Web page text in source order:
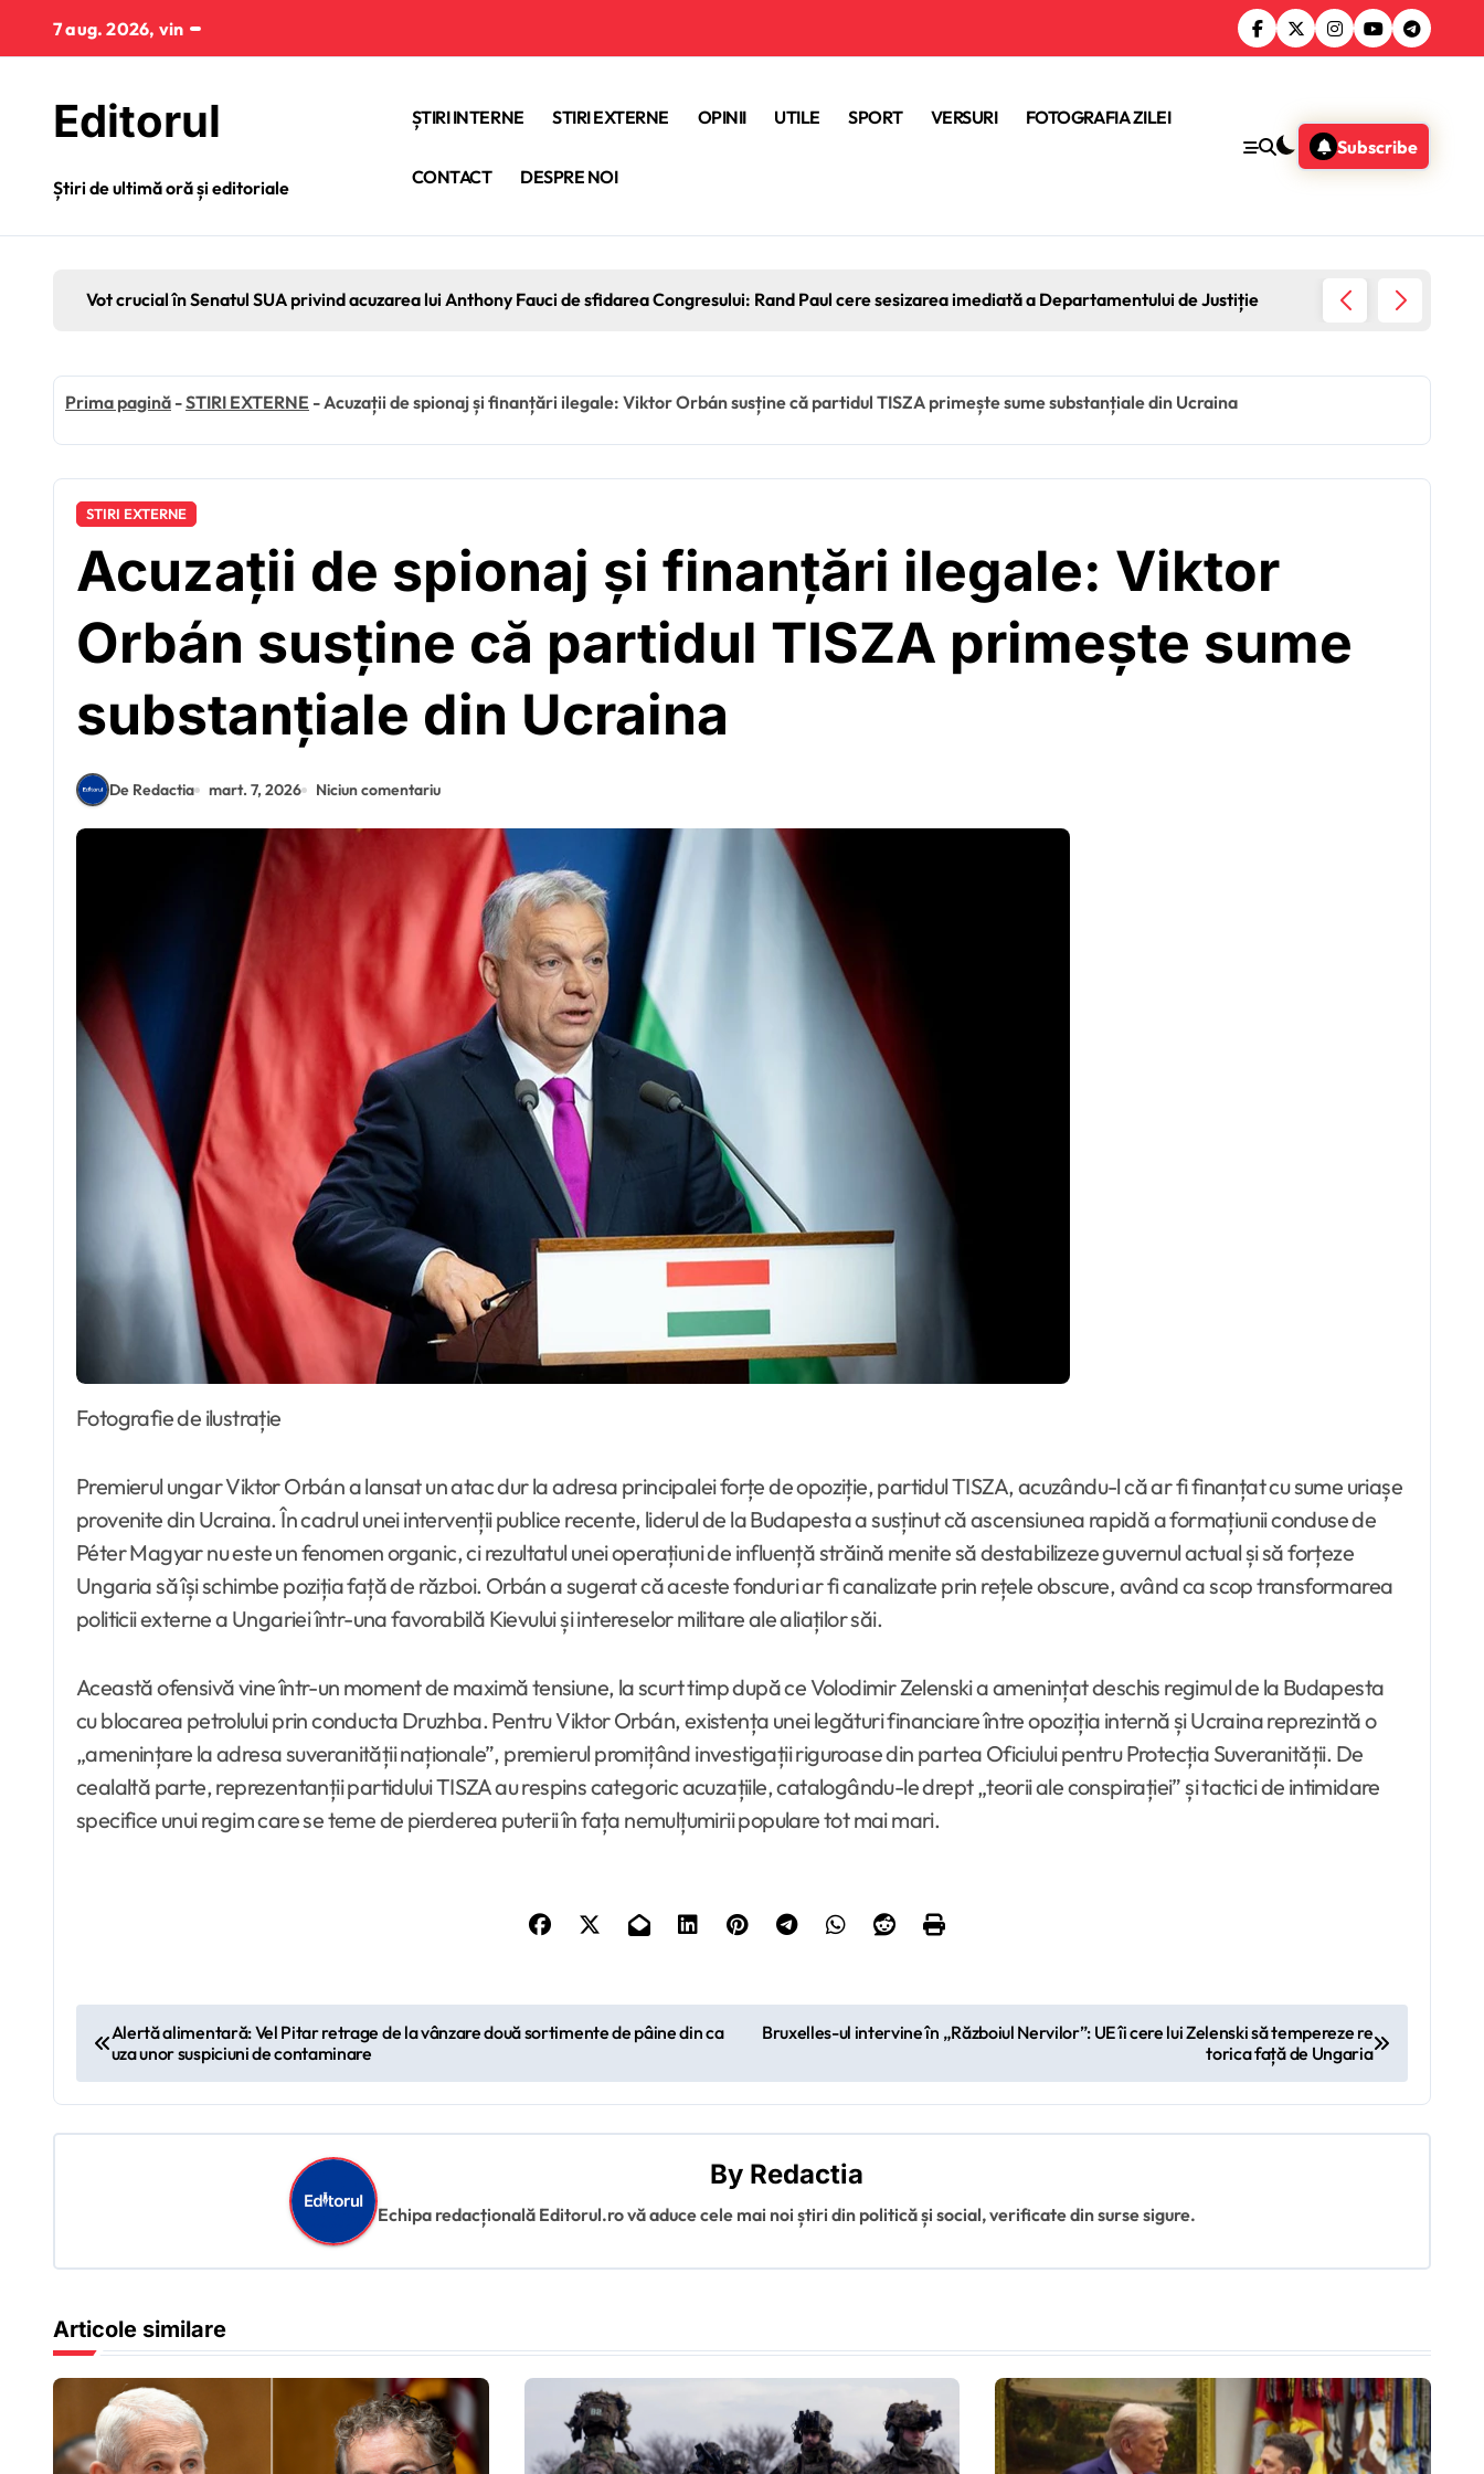
conținut
7 aug. 2026, vin
Editorul
Știri de ultimă oră și editoriale
ȘTIRI INTERNE STIRI EXTERNE OPINII UTILE SPORT VERSURI FOTOGRAFIA ZILEI
CONTACT DESPRE NOI
Subscribe
Vot crucial în Senatul SUA privind acuzarea lui Anthony Fauci de sfidarea Congresului: Rand Paul cere sesizarea imediată a Departamentului de Justiție
Prima pagină -STIRI EXTERNE -Acuzații de spionaj și finanțări ilegale: Viktor Orbán susține că partidul TISZA primește sume substanțiale din Ucraina
STIRI EXTERNE
Acuzații de spionaj și finanțări ilegale: Viktor
Orbán susține că partidul TISZA primește sume
substanțiale din Ucraina
De Redactia mart. 7, 2026 Niciun comentariu
Fotografie de ilustrație
Premierul ungar Viktor Orbán a lansat un atac dur la adresa principalei forțe de opoziție, partidul TISZA, acuzându-l că ar fi finanțat cu sume uriașe
provenite din Ucraina. În cadrul unei intervenții publice recente, liderul de la Budapesta a susținut că ascensiunea rapidă a formațiunii conduse de
Péter Magyar nu este un fenomen organic, ci rezultatul unei operațiuni de influență străină menite să destabilizeze guvernul actual și să forțeze
Ungaria să își schimbe poziția față de război. Orbán a sugerat că aceste fonduri ar fi canalizate prin rețele obscure, având ca scop transformarea
politicii externe a Ungariei într-una favorabilă Kievului și intereselor militare ale aliaților săi.
Această ofensivă vine într-un moment de maximă tensiune, la scurt timp după ce Volodimir Zelenski a amenințat deschis regimul de la Budapesta
cu blocarea petrolului prin conducta Druzhba. Pentru Viktor Orbán, existența unei legături financiare între opoziția internă și Ucraina reprezintă o
„amenințare la adresa suveranității naționale”, premierul promițând investigații riguroase din partea Oficiului pentru Protecția Suveranității. De
cealaltă parte, reprezentanții partidului TISZA au respins categoric acuzațiile, catalogându-le drept „teorii ale conspirației” și tactici de intimidare
specifice unui regim care se teme de pierderea puterii în fața nemulțumirii populare tot mai mari.
N
a
v
e
î
n
Alertă alimentară: Vel Pitar retrage de la vânzare două sortimente de pâine din ca
uza unor suspiciuni de contaminare
Bruxelles-ul intervine în „Războiul Nervilor”: UE îi cere lui Zelenski să tempereze re
torica față de Ungaria
By Redactia
Echipa redacțională Editorul.ro vă aduce cele mai noi știri din politică și social, verificate din surse sigure.
Articole similare